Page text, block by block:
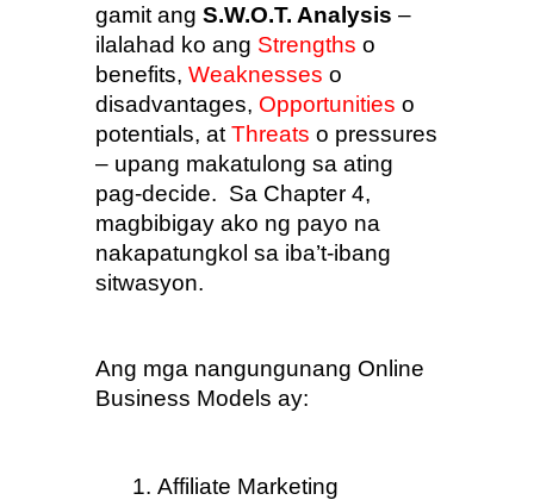
gamit ang S.W.O.T. Analysis –
ilalahad ko ang Strengths o
benefits, Weaknesses o
disadvantages, Opportunities o
potentials, at Threats o pressures
– upang makatulong sa ating
pag-decide.  Sa Chapter 4,
magbibigay ako ng payo na
nakapatungkol sa iba’t-ibang
sitwasyon.
Ang mga nangungunang Online
Business Models ay:
Affiliate Marketing